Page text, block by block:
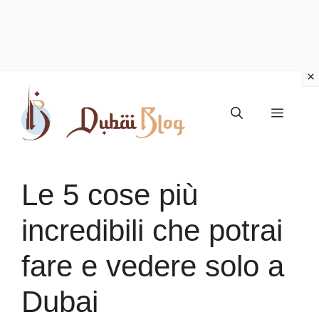
contenuto
Menu
Le 5 cose più
incredibili che potrai
fare e vedere solo a
Dubai